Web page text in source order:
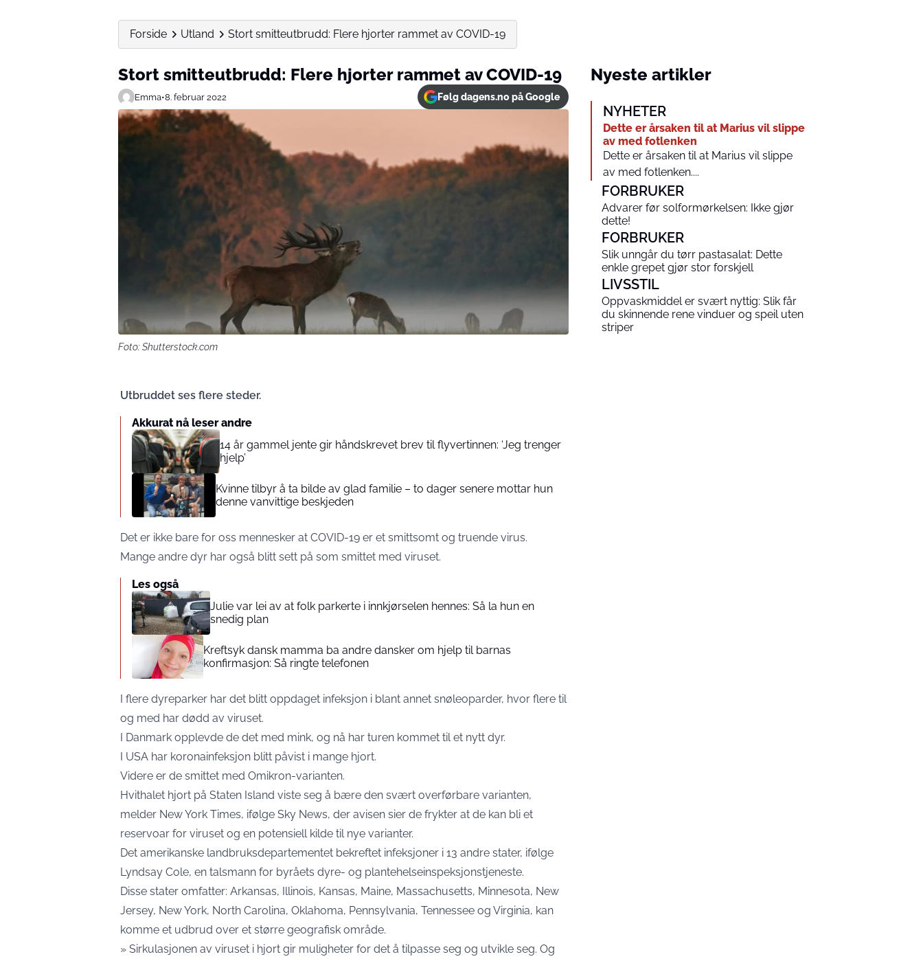
Forside Utland Stort smitteutbrudd: Flere hjorter rammet av COVID-19
Stort smitteutbrudd: Flere hjorter rammet av COVID-19
Emma•8. februar 2022 Følg dagens.no på Google
Foto: Shutterstock.com
Utbruddet ses flere steder.
Akkurat nå leser andre
14 år gammel jente gir håndskrevet brev til flyvertinnen: ‘Jeg trenger
hjelp’
Kvinne tilbyr å ta bilde av glad familie – to dager senere mottar hun
denne vanvittige beskjeden
Det er ikke bare for oss mennesker at COVID-19 er et smittsomt og truende virus.
Mange andre dyr har også blitt sett på som smittet med viruset.
Les også
Julie var lei av at folk parkerte i innkjørselen hennes: Så la hun en
snedig plan
Kreftsyk dansk mamma ba andre dansker om hjelp til barnas
konfirmasjon: Så ringte telefonen
I flere dyreparker har det blitt oppdaget infeksjon i blant annet snøleoparder, hvor flere til
og med har dødd av viruset.
I Danmark opplevde de det med mink, og nå har turen kommet til et nytt dyr.
I USA har koronainfeksjon blitt påvist i mange hjort.
Videre er de smittet med Omikron-varianten.
Hvithalet hjort på Staten Island viste seg å bære den svært overførbare varianten,
melder New York Times, ifølge Sky News, der avisen sier de frykter at de kan bli et
reservoar for viruset og en potensiell kilde til nye varianter.
Det amerikanske landbruksdepartementet bekreftet infeksjoner i 13 andre stater, ifølge
Lyndsay Cole, en talsmann for byråets dyre- og plantehelseinspeksjonstjeneste.
Disse stater omfatter: Arkansas, Illinois, Kansas, Maine, Massachusetts, Minnesota, New
Jersey, New York, North Carolina, Oklahoma, Pennsylvania, Tennessee og Virginia, kan
komme et udbrud over et større geografisk område.
» Sirkulasjonen av viruset i hjort gir muligheter for det å tilpasse seg og utvikle seg. Og
Nyeste artikler
NYHETER
Dette er årsaken til at Marius vil slippe
av med fotlenken
Dette er årsaken til at Marius vil slippe
av med fotlenken....
FORBRUKER
Advarer før solformørkelsen: Ikke gjør
dette!
FORBRUKER
Slik unngår du tørr pastasalat: Dette
enkle grepet gjør stor forskjell
LIVSSTIL
Oppvaskmiddel er svært nyttig: Slik får
du skinnende rene vinduer og speil uten
striper